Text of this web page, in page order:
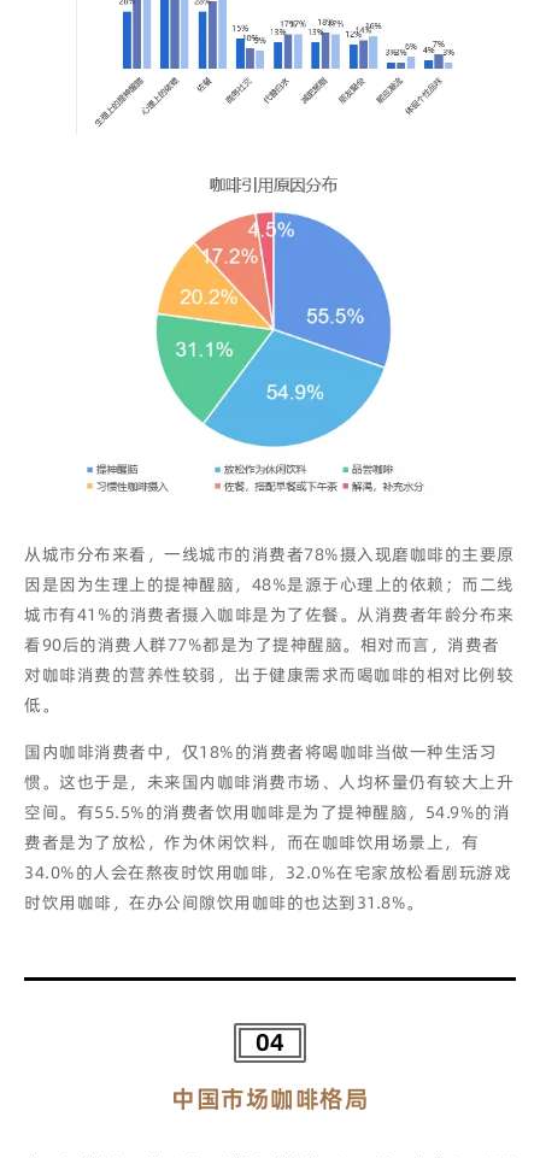
从城市分布来看，一线城市的消费者78%摄入现磨咖啡的主要原
因是因为生理上的提神醒脑，48%是源于心理上的依赖；而二线
城市有41%的消费者摄入咖啡是为了佐餐。 从消费者年龄分布来
看90后的消费人群77%都是为了提神醒脑。 相对而言，消费者
对咖啡消费的营养性较弱，出于健康需求而喝咖啡的相对比例较
低。
国内咖啡消费者中，仅18%的消费者将喝咖啡当做一种生活习
惯。这也于是，未来国内咖啡消费市场、人均杯量仍有较大上升
空间。 有55.5%的消费者饮用咖啡是为了提神醒脑，54.9%的消
费者是为了放松，作为休闲饮料，而在咖啡饮用场景上，有
34.0%的人会在熬夜时饮用咖啡，32.0%在宅家放松看剧玩游戏
时饮用咖啡，在办公间隙饮用咖啡的也达到31.8%。
04
中国市场咖啡格局